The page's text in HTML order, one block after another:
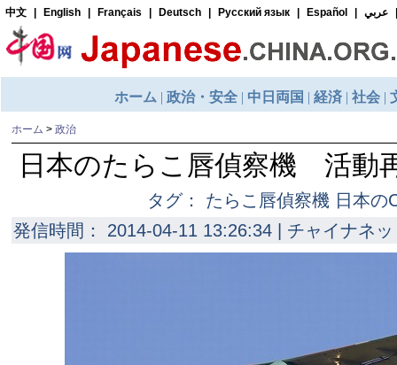
ホーム > 政治
日本のたらこ唇偵察機 活動
タグ： たらこ唇偵察機 日本の
発信時間： 2014-04-11 13:26:34 | チャイナネ